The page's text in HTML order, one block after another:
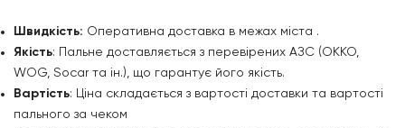
Швидкість: Оперативна доставка в межах міста .
Якість: Пальне доставляється з перевірених АЗС (OKKO,
WOG, Socar та ін.), що гарантує його якість.
Вартість: Ціна складається з вартості доставки та вартості
пального за чеком